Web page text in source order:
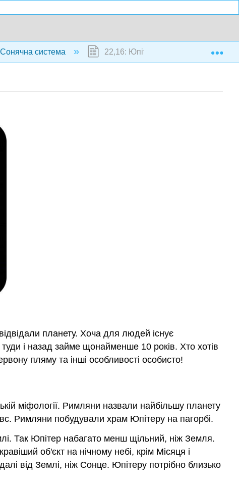
система 22,16: Юпітер
планету. Хоча для людей існує
і назад займе щонайменше 10 років. Хто хотів
пляму та інші особливості особисто!
міфології. Римляни назвали найбільшу планету
Римляни побудували храм Юпітеру на пагорбі.
Так Юпітер набагато менш щільний, ніж Земля.
об'єкт на нічному небі, крім Місяця і
від Землі, ніж Сонце. Юпітеру потрібно близько